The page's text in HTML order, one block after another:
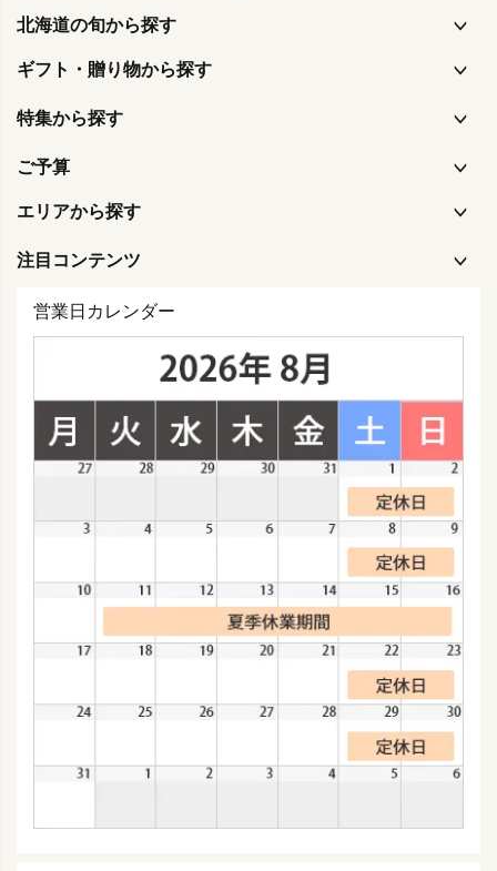
北海道の旬から探す
ギフト・贈り物から探す
特集から探す
ご予算
エリアから探す
注目コンテンツ
営業日カレンダー